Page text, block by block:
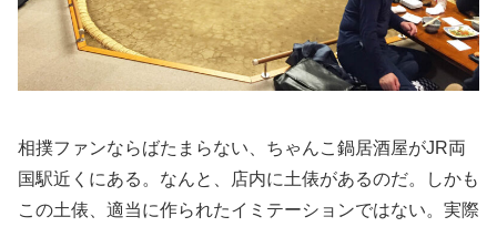
相撲ファンならばたまらない、ちゃんこ鍋居酒屋がJR両
国駅近くにある。なんと、店内に土俵があるのだ。しかも
この土俵、適当に作られたイミテーションではない。実際